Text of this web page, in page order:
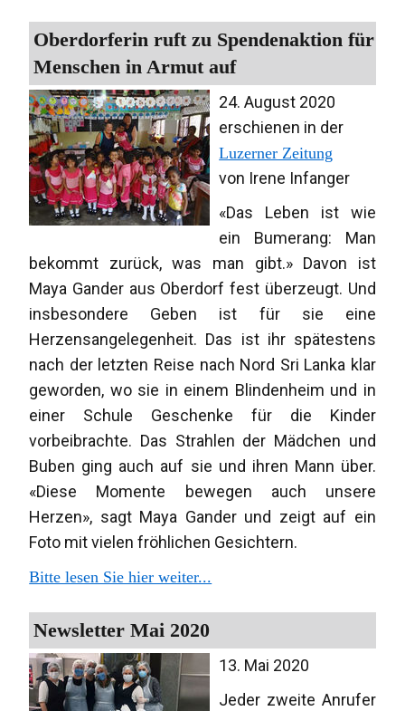
Oberdorferin ruft zu Spendenaktion für
Menschen in Armut auf
24. August 2020
erschienen in der
Luzerner Zeitung
von Irene Infanger
«Das Leben ist wie
ein Bumerang: Man
bekommt zurück, was man gibt.» Davon ist
Maya Gander aus Oberdorf fest überzeugt. Und
insbesondere Geben ist für sie eine
Herzensangelegenheit. Das ist ihr spätestens
nach der letzten Reise nach Nord Sri Lanka klar
geworden, wo sie in einem Blindenheim und in
einer Schule Geschenke für die Kinder
vorbeibrachte. Das Strahlen der Mädchen und
Buben ging auch auf sie und ihren Mann über.
«Diese Momente bewegen auch unsere
Herzen», sagt Maya Gander und zeigt auf ein
Foto mit vielen fröhlichen Gesichtern.
Bitte lesen Sie hier weiter...
Newsletter Mai 2020
13. Mai 2020
Jeder zweite Anrufer